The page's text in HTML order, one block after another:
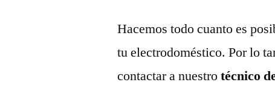
Hacemos todo cuanto es
tu electrodoméstico. Por lo
contactar a nuestrotécnico